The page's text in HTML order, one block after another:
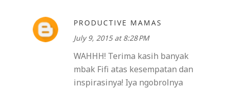
PRODUCTIVE MAMAS
July 9, 2015 at 8:28 PM
WAHHH! Terima kasih banyak
mbak Fifi atas kesempatan dan
inspirasinya! Iya ngobrolnya